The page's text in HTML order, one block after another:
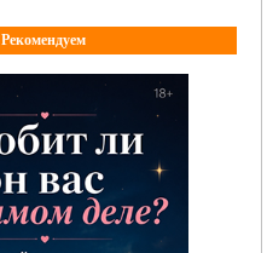
Рекомендуем